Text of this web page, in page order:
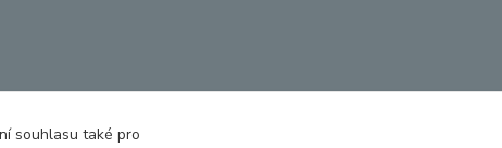
souhlasu také pro